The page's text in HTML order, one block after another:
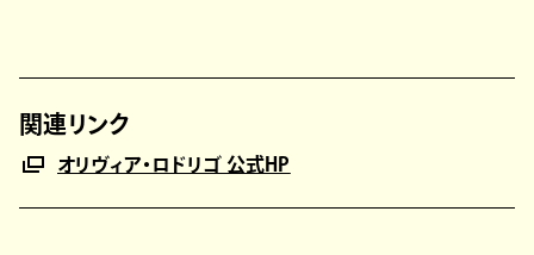
関連リンク
オリヴィア・ロドリゴ 公式HP